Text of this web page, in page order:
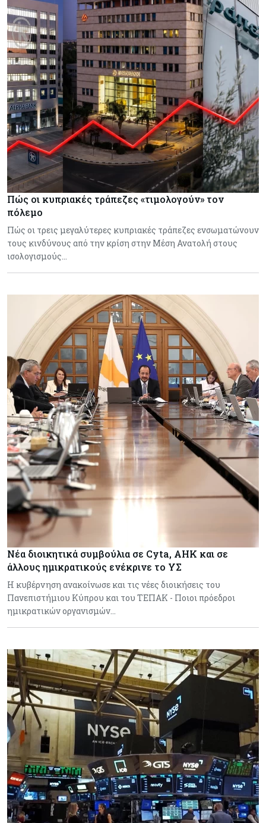
Πώς οι κυπριακές τράπεζες «τιμολογούν» τον
πόλεμο
Πώς οι τρεις μεγαλύτερες κυπριακές τράπεζες ενσωματώνουν
τους κινδύνους από την κρίση στην Μέση Ανατολή στους
ισολογισμούς…
Νέα διοικητικά συμβούλια σε Cyta, AHK και σε
άλλους ημικρατικούς ενέκρινε το ΥΣ
Η κυβέρνηση ανακοίνωσε και τις νέες διοικήσεις του
Πανεπιστήμιου Κύπρου και του ΤΕΠΑΚ - Ποιοι πρόεδροι
ημικρατικών οργανισμών…